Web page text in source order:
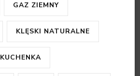
GAZ ZIEMNY
KLĘSKI NATURALNE
KUCHENKA